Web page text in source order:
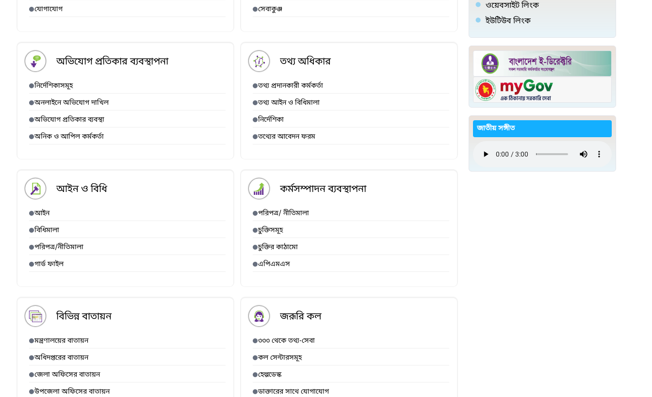
যোগাযোগ
সেবাকুঞ্জ
অভিযোগ প্রতিকার ব্যবস্থাপনা
নির্দেশিকাসমূহ
অনলাইনে অভিযোগ দাখিল
অভিযোগ প্রতিকার ব্যবস্থা
অনিক ও আপিল কর্মকর্তা
তথ্য অধিকার
তথ্য প্রদানকারী কর্মকর্তা
তথ্য আইন ও বিধিমালা
নির্দেশিকা
তথ্যের আবেদন ফরম
আইন ও বিধি
আইন
বিধিমালা
পরিপত্র/নীতিমালা
গার্ড ফাইল
কর্মসম্পাদন ব্যবস্থাপনা
পরিপত্র/ নীতিমালা
চুক্তিসমূহ
চুক্তির কাঠামো
এপিএমএস
বিভিন্ন বাতায়ন
মন্ত্রণালয়ের বাতায়ন
অধিদপ্তরের বাতায়ন
জেলা অফিসের বাতায়ন
উপজেলা অফিসের বাতায়ন
জরূরি কল
৩৩৩ থেকে তথ্য-সেবা
কল সেন্টারসমূহ
হেল্পডেস্ক
ডাক্তারের সাথে যোগাযোগ
ওয়েবসাইট লিংক
ইউটিউব লিংক
জাতীয় সঙ্গীত